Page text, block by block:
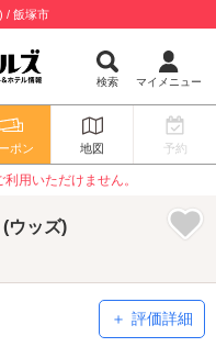
/ 飯塚市
検索 マイメニュー
ポン 地図 予約
用いただけません。
ウッズ)
評価詳細